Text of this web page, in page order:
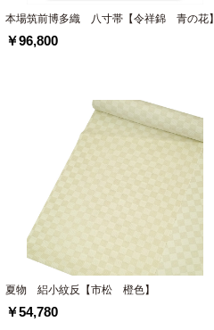
本場筑前博多織 八寸帯【令祥錦 青の花】
￥96,800
夏物 絽小紋反【市松 橙色】
￥54,780